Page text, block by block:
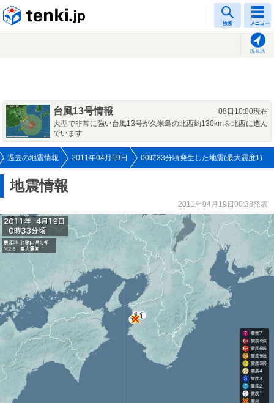
検索 メニュー
現在地
台風13号情報
08日10:00現在
大型で非常に強い台風13号が久米島の北西約130kmを北西に進ん
でいます
過去の地震情報 2011年04月19日 00時33分頃発生した地震(最大震度1)
地震情報
2011年04月19日00:38発表